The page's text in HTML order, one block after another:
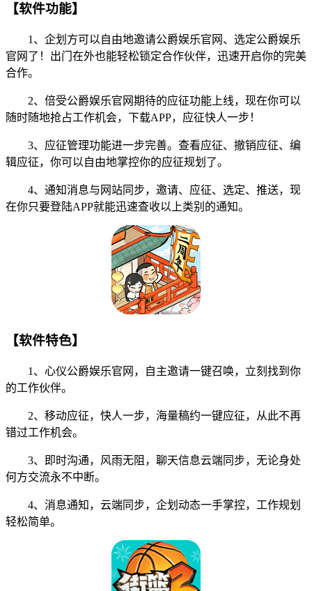
【软件功能】
1、企划方可以自由地邀请公爵娱乐官网、选定公爵娱乐
官网了！出门在外也能轻松锁定合作伙伴，迅速开启你的完美
合作。
2、倍受公爵娱乐官网期待的应征功能上线，现在你可以
随时随地抢占工作机会，下载APP，应征快人一步！
3、应征管理功能进一步完善。查看应征、撤销应征、编
辑应征，你可以自由地掌控你的应征规划了。
4、通知消息与网站同步，邀请、应征、选定、推送，现
在你只要登陆APP就能迅速查收以上类别的通知。
【软件特色】
1、心仪公爵娱乐官网，自主邀请一键召唤，立刻找到你
的工作伙伴。
2、移动应征，快人一步，海量稿约一键应征，从此不再
错过工作机会。
3、即时沟通，风雨无阻，聊天信息云端同步，无论身处
何方交流永不中断。
4、消息通知，云端同步，企划动态一手掌控，工作规划
轻松简单。